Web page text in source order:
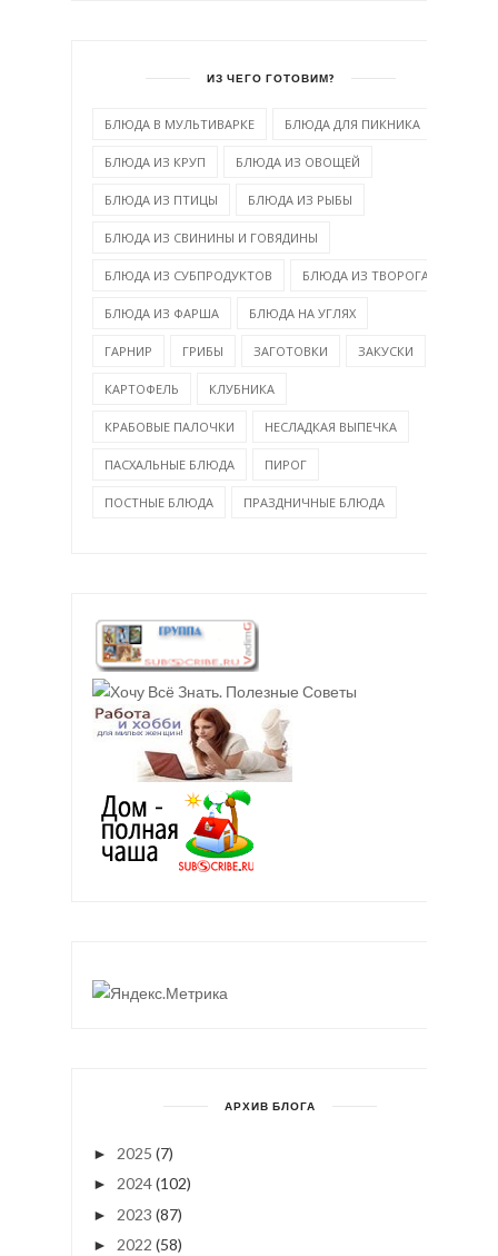
ИЗ ЧЕГО ГОТОВИМ?
БЛЮДА В МУЛЬТИВАРКЕ БЛЮДА ДЛЯ ПИКНИКА
БЛЮДА ИЗ КРУП БЛЮДА ИЗ ОВОЩЕЙ
БЛЮДА ИЗ ПТИЦЫ БЛЮДА ИЗ РЫБЫ
БЛЮДА ИЗ СВИНИНЫ И ГОВЯДИНЫ
БЛЮДА ИЗ СУБПРОДУКТОВ БЛЮДА ИЗ ТВОРОГА
БЛЮДА ИЗ ФАРША БЛЮДА НА УГЛЯХ
ГАРНИР ГРИБЫ ЗАГОТОВКИ ЗАКУСКИ
КАРТОФЕЛЬ КЛУБНИКА
КРАБОВЫЕ ПАЛОЧКИ НЕСЛАДКАЯ ВЫПЕЧКА
ПАСХАЛЬНЫЕ БЛЮДА ПИРОГ
ПОСТНЫЕ БЛЮДА ПРАЗДНИЧНЫЕ БЛЮДА
АРХИВ БЛОГА
► 2025 (7)
► 2024(102)
► 2023 (87)
► 2022 (58)